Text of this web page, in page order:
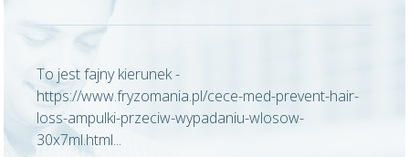
To jest fajny kierunek -
https://www.fryzomania.pl/cece-med-prevent-hair-
loss-ampulki-przeciw-wypadaniu-wlosow-
30x7ml.html...